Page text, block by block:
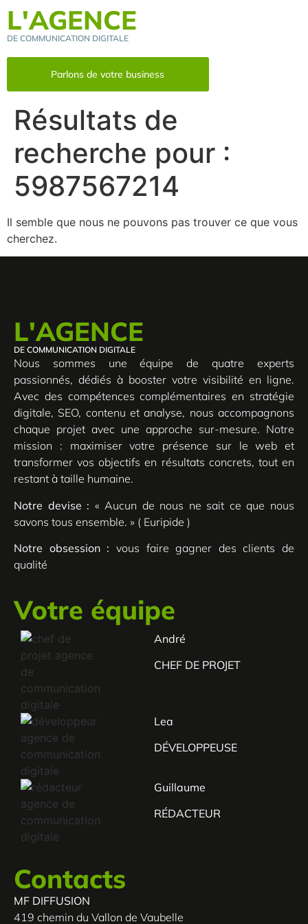
L'AGENCE
DE COMMUNICATION DIGITALE
Parlons de votre business
Résultats de
recherche pour :
5987567214
Il semble que nous ne pouvons pas trouver ce que vous
cherchez.
L'AGENCE
DE COMMUNICATION DIGITALE
Nous sommes une équipe de quatre experts
passionnés, dédiés à booster votre visibilité en ligne.
Avec des compétences complémentaires en stratégie
digitale, SEO, contenu et analyse, nous accompagnons
chaque projet avec une approche sur-mesure. Notre
mission : maximiser votre présence sur le web et
transformer vos objectifs en résultats concrets, tout en
restant à taille humaine.
Notre devise : « Aucun de nous ne sait ce que nous
savons tous ensemble. » ( Euripide )
Notre obsession : vous faire gagner des clients de
qualité
Votre équipe
André
CHEF DE PROJET
Lea
DÉVELOPPEUSE
Guillaume
RÉDACTEUR
Contacts
MF DIFFUSION
419 chemin du Vallon de Vaubelle